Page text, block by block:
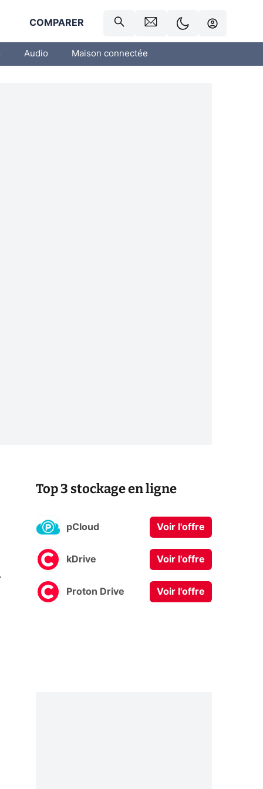
COMPARER
Audio Maison connectée
Top 3 stockage en ligne
pCloud Voir l'offre
kDrive Voir l'offre
Proton Drive Voir l'offre